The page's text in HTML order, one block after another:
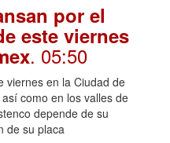
por el
este viernes
. 05:50
viernes en la Ciudad de
como en los valles de
depende de su
de su placa